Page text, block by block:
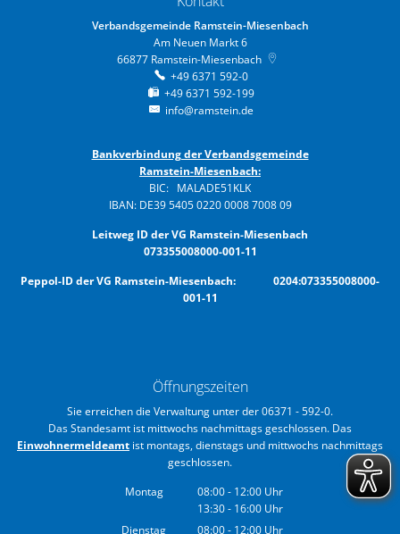
Verbandsgemeinde Ramstein-Miesenbach
Am Neuen Markt 6
66877 Ramstein-Miesenbach
+49 6371 592-0
+49 6371 592-199
info@ramstein.de
Bankverbindung der Verbandsgemeinde
Ramstein-Miesenbach:
BIC: MALADE51KLK
IBAN: DE39 5405 0220 0008 7008 09
Leitweg ID der VG Ramstein-Miesenbach
073355008000-001-11
Peppol-ID der VG Ramstein-Miesenbach: 0204:073355008000-
001-11
Öffnungszeiten
Sie erreichen die Verwaltung unter der 06371 - 592-0.
Das Standesamt ist mittwochs nachmittags geschlossen. Das
Einwohnermeldeamt ist montags, dienstags und mittwochs nachmittags
geschlossen.
Montag
08:00- 12:00 Uhr
Von 08:00 bis 12:00 Uhr
13:30- 16:00 Uhr
Von 13:30 bis 16:00 Uhr
Dienstag 08:00- 12:00 Uhr